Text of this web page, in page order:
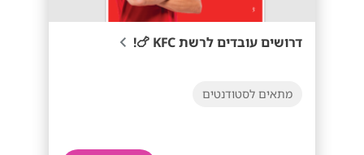
דרושים עובדים לרשת KFC 🍗!
מתאים לסטודנטים